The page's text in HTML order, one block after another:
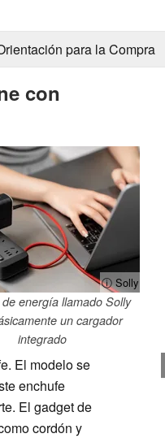
para la Compra
con
ⓘ Solly
energía llamado Solly
un cargador
integrado
El modelo se
enchufe
El gadget de
cordón y